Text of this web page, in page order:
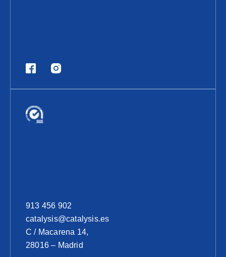
913 456 902
catalysis@catalysis.es
C / Macarena 14,
28016 – Madrid